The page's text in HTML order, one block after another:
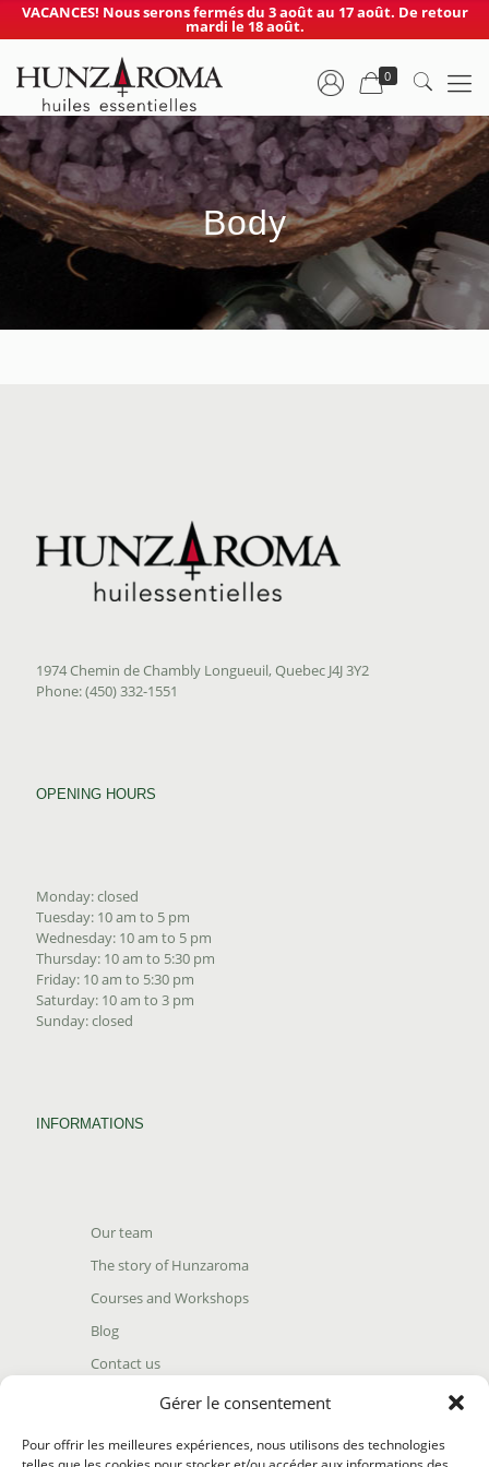
Gérer le consentement
Pour offrir les meilleures expériences, nous utilisons des technologies
VACANCES! Nous serons fermés du 3 août au 17 août. De retour
mardi le 18 août.
0
Body
1974 Chemin de Chambly Longueuil, Quebec J4J 3Y2
Phone: (450) 332-1551
OPENING HOURS
Monday: closed
Tuesday: 10 am to 5 pm
Wednesday: 10 am to 5 pm
Thursday: 10 am to 5:30 pm
Friday: 10 am to 5:30 pm
Saturday: 10 am to 3 pm
Sunday: closed
INFORMATIONS
Our team
The story of Hunzaroma
Courses and Workshops
Blog
Contact us
Find our product
Terms and conditions